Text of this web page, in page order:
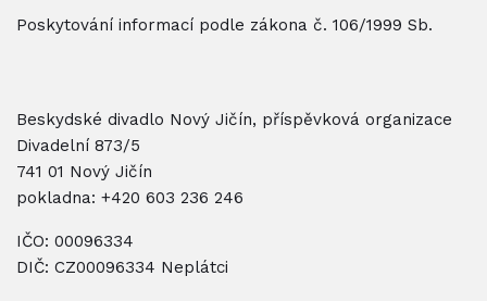
Poskytování informací podle zákona č. 106/1999 Sb.
Beskydské divadlo Nový Jičín, příspěvková organizace
Divadelní 873/5
741 01 Nový Jičín
pokladna: +420 603 236 246
IČO: 00096334
DIČ: CZ00096334 Neplátci